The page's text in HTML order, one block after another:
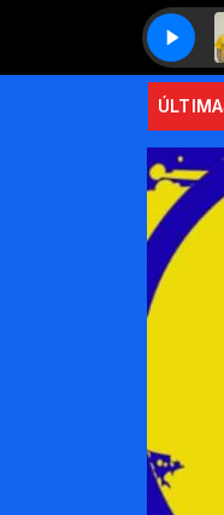
da Aliança com Jota
de pagamento por